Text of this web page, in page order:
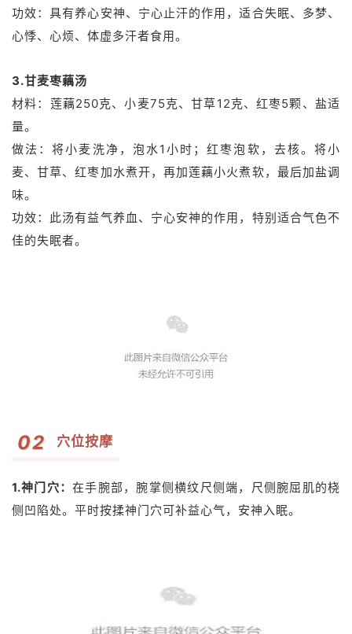
功效：具有养心安神、宁心止汗的作用，适合失眠、多梦、
心悸、心烦、体虚多汗者食用。
3.甘麦枣藕汤
材料：莲藕250克、小麦75克、甘草12克、红枣5颗、盐适
量。
做法：将小麦洗净，泡水1小时；红枣泡软，去核。将小
麦、甘草、红枣加水煮开，再加莲藕小火煮软，最后加盐调
味。
功效：此汤有益气养血、宁心安神的作用，特别适合气色不
佳的失眠者。
02 穴位按摩
1.神门穴：在手腕部，腕掌侧横纹尺侧端，尺侧腕屈肌的桡
侧凹陷处。 平时按揉神门穴可补益心气，安神入眠。